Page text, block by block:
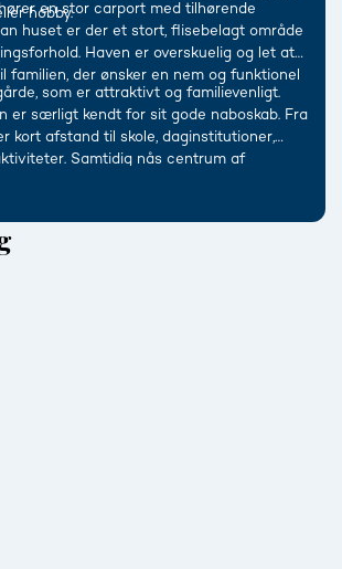
hobby.
en stor carport med tilhørende
huset er der et stort, flisebelagt område
Haven er overskuelig og let at
familien, der ønsker en nem og funktionel
som er attraktivt og familievenligt.
er særligt kendt for sit gode naboskab. Fra
kort afstand til skole, daginstitutioner,
Samtidig nås centrum af
få minutters kørsel, hvilket giver en ideel